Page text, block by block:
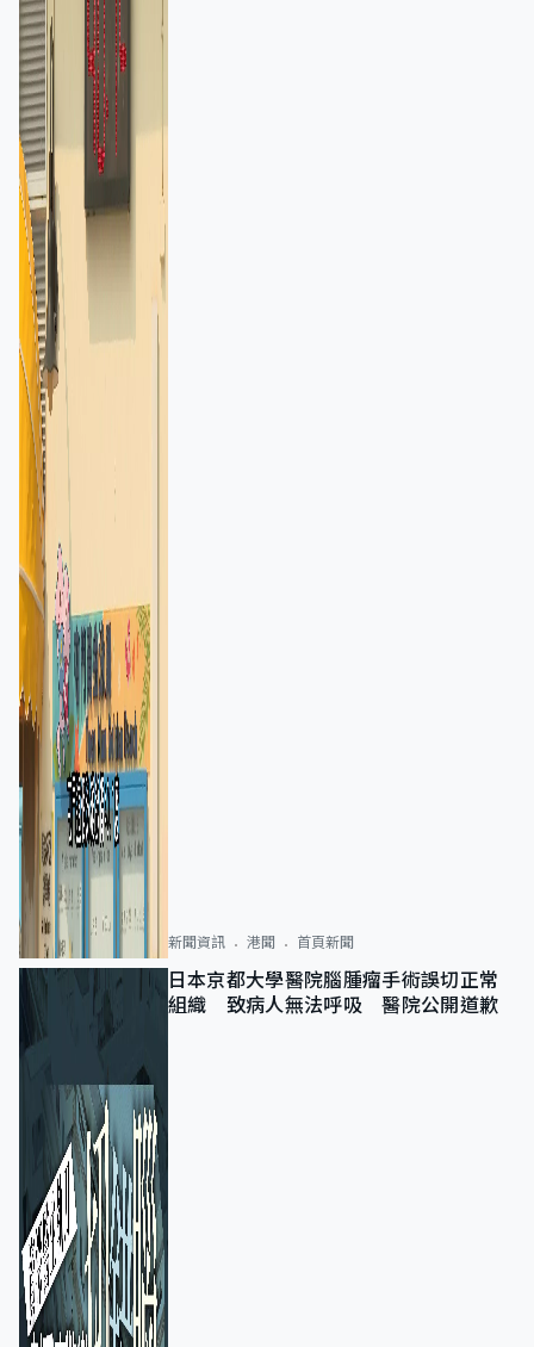
新聞資訊 港聞 首頁新聞
日本京都大學醫院腦腫瘤手術誤切正常
組織 致病人無法呼吸 醫院公開道歉